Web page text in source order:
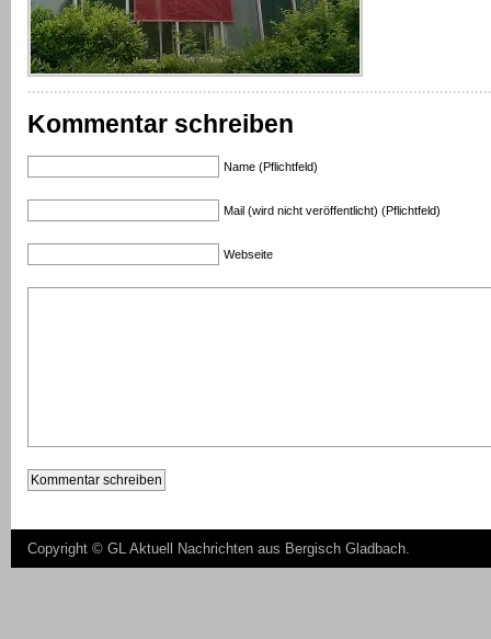
Kommentar schreiben
Name (Pflichtfeld)
Mail (wird nicht veröffentlicht) (Pflichtfeld)
Webseite
Copyright © GL Aktuell Nachrichten aus Bergisch Gladbach.